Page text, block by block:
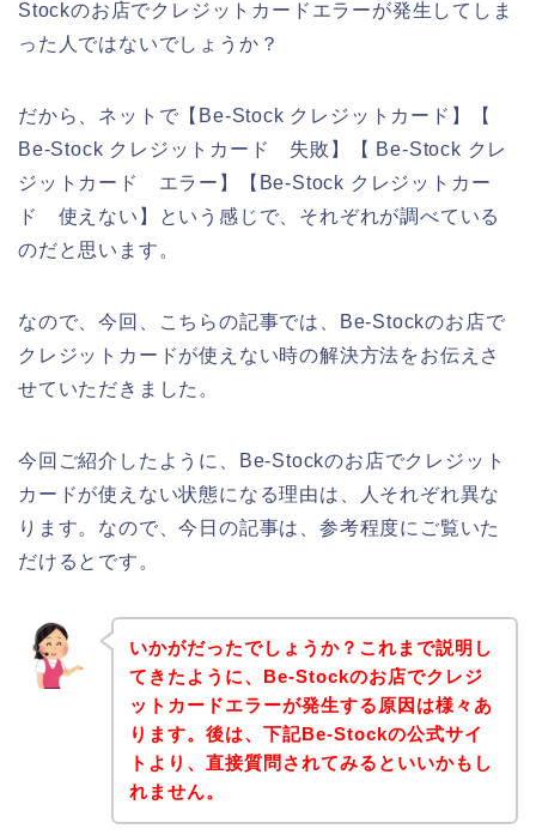
Stockのお店でクレジットカードエラーが発生してしま
った人ではないでしょうか？
だから、ネットで【Be-Stock クレジットカード】【
Be-Stock クレジットカード 失敗】【 Be-Stock クレ
ジットカード エラー】【Be-Stock クレジットカー
ド 使えない】という感じで、それぞれが調べている
のだと思います。
なので、今回、こちらの記事では、Be-Stockのお店で
クレジットカードが使えない時の解決方法をお伝えさ
せていただきました。
今回ご紹介したように、Be-Stockのお店でクレジット
カードが使えない状態になる理由は、人それぞれ異な
ります。なので、今日の記事は、参考程度にご覧いた
だけるとです。
いかがだったでしょうか？これまで説明し
てきたように、Be-Stockのお店でクレジ
ットカードエラーが発生する原因は様々あ
ります。後は、下記Be-Stockの公式サイ
トより、直接質問されてみるといいかもし
れません。